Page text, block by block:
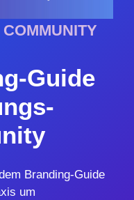
Guide
Branding-Guide
um